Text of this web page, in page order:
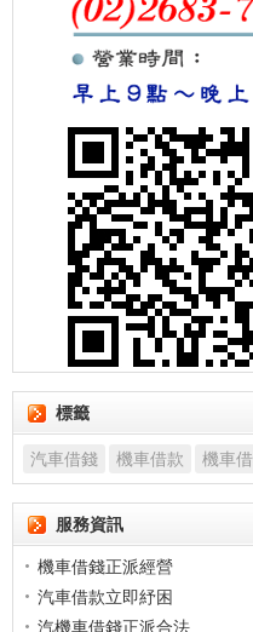
標籤
汽車借錢 機車借款 機車
服務資訊
還款彈性汽車借款
辦理汽車借錢助您籌得結婚資
機車借錢正派經營
汽車借款立即紓困
汽機車借錢正派合法